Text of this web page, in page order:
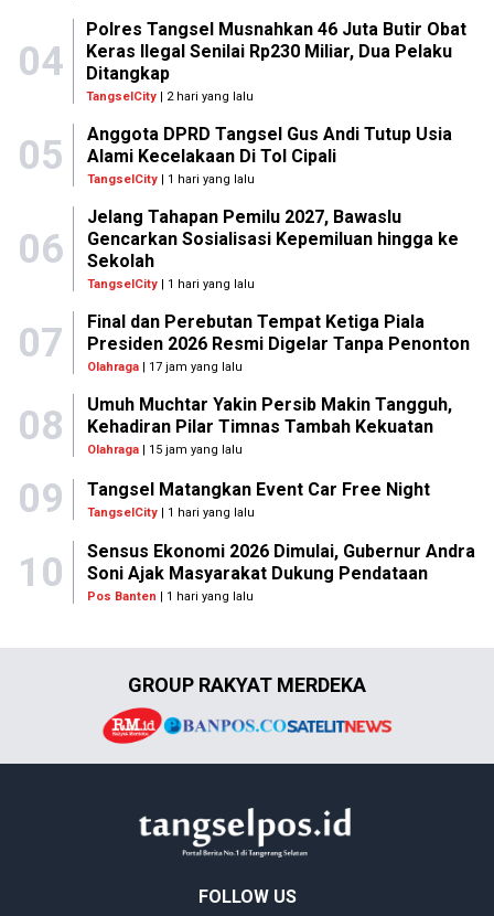
04
Polres Tangsel Musnahkan 46 Juta Butir Obat
Keras Ilegal Senilai Rp230 Miliar, Dua Pelaku
Ditangkap
TangselCity | 2 hari yang lalu
05
Anggota DPRD Tangsel Gus Andi Tutup Usia
Alami Kecelakaan Di Tol Cipali
TangselCity| 1 hari yang lalu
06
Jelang Tahapan Pemilu 2027, Bawaslu
Gencarkan Sosialisasi Kepemiluan hingga ke
Sekolah
TangselCity| 1 hari yang lalu
07
Final dan Perebutan Tempat Ketiga Piala
Presiden 2026 Resmi Digelar Tanpa Penonton
Olahraga| 17 jam yang lalu
08
Umuh Muchtar Yakin Persib Makin Tangguh,
Kehadiran Pilar Timnas Tambah Kekuatan
Olahraga| 15 jam yang lalu
09 Tangsel Matangkan Event Car Free Night
TangselCity | 1 hari yang lalu
10
Sensus Ekonomi 2026 Dimulai, Gubernur Andra
Soni Ajak Masyarakat Dukung Pendataan
Pos Banten | 1 hari yang lalu
GROUP RAKYAT MERDEKA
FOLLOW US